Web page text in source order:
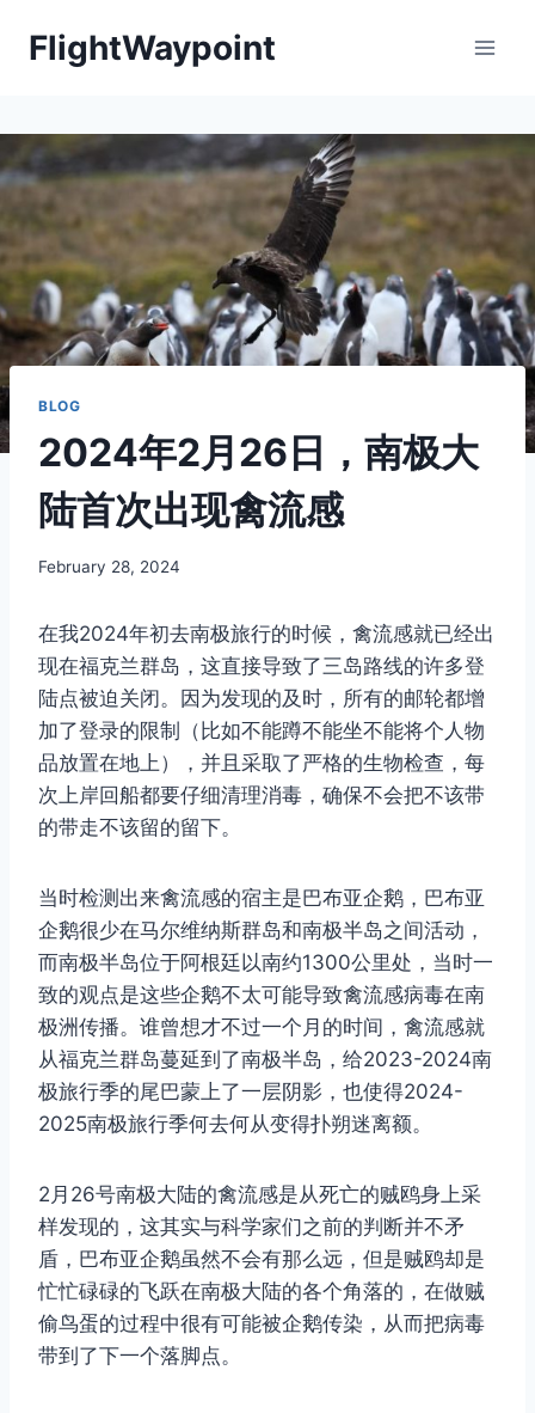
FlightWaypoint
BLOG
2024年2月26日，南极大
陆首次出现禽流感
By
February 28, 2024
在我2024年初去南极旅行的时候，禽流感就已经出
现在福克兰群岛，这直接导致了三岛路线的许多登
陆点被迫关闭。因为发现的及时，所有的邮轮都增
加了登录的限制（比如不能蹲不能坐不能将个人物
品放置在地上），并且采取了严格的生物检查，每
次上岸回船都要仔细清理消毒，确保不会把不该带
的带走不该留的留下。
当时检测出来禽流感的宿主是巴布亚企鹅，巴布亚
企鹅很少在马尔维纳斯群岛和南极半岛之间活动，
而南极半岛位于阿根廷以南约1300公里处，当时一
致的观点是这些企鹅不太可能导致禽流感病毒在南
极洲传播。谁曾想才不过一个月的时间，禽流感就
从福克兰群岛蔓延到了南极半岛，给2023-2024南
极旅行季的尾巴蒙上了一层阴影，也使得2024-
2025南极旅行季何去何从变得扑朔迷离额。
2月26号南极大陆的禽流感是从死亡的贼鸥身上采
样发现的，这其实与科学家们之前的判断并不矛
盾，巴布亚企鹅虽然不会有那么远，但是贼鸥却是
忙忙碌碌的飞跃在南极大陆的各个角落的，在做贼
偷鸟蛋的过程中很有可能被企鹅传染，从而把病毒
带到了下一个落脚点。